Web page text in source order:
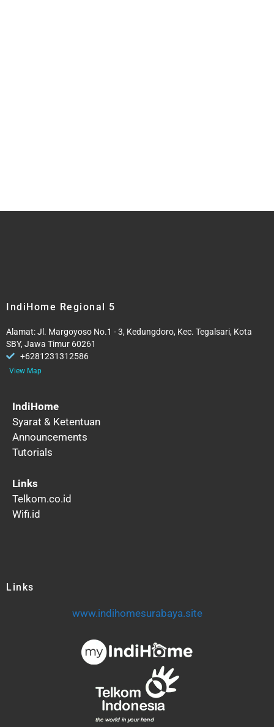
IndiHome Regional 5
Alamat: Jl. Margoyoso No.1 - 3, Kedungdoro, Kec. Tegalsari, Kota
SBY, Jawa Timur 60261
+6281231312586
View Map
IndiHome
Syarat & Ketentuan
Announcements
Tutorials
Links
Telkom.co.id
Wifi.id
Links
www.indihomesurabaya.site